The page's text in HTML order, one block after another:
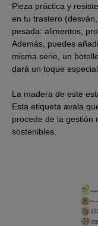
Pieza práctica y
en tu trastero
pesada: alimentos,
Además, puedes
misma serie, un
dará un toque
La madera de este
Esta etiqueta avala
procede de la gestión
sostenibles.